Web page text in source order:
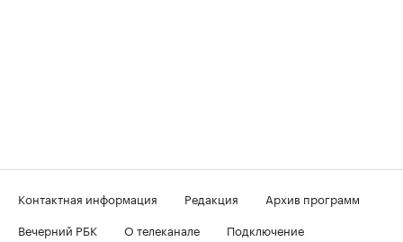
Контактная информация Редакция
Архив программ
Вечерний РБК
О телеканале
Подключение